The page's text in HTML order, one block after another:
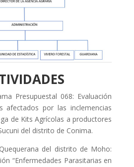
Presupuestal 068: Evaluación
afectados por las inclemencias
de Kits Agrícolas a productores
del distrito de Conima.
del distrito de Moho:
“Enfermedades Parasitarias en